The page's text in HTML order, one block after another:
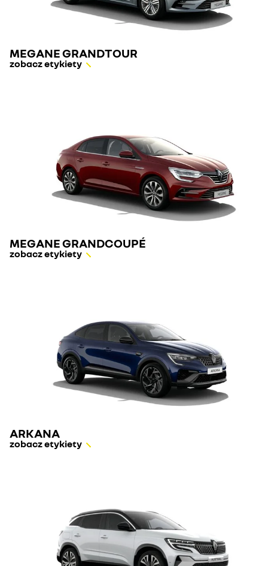
MEGANE GRANDTOUR
zobacz etykiety
MEGANE GRANDCOUPÉ
zobacz etykiety
ARKANA
zobacz etykiety